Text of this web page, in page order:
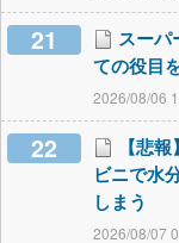
21
スーパ
ての役目
2026/08/06
22
【悲
ビニで水
しまう
2026/08/07